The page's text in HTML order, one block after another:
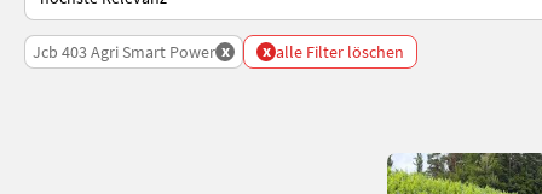
Jcb 403 Agri Smart Power x x alle Filter löschen